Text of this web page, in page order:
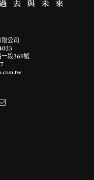
公司
一段369號
件